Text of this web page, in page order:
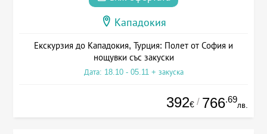
Кападокия
Екскурзия до Кападокия, Турция: Полет от София и
нощувки със закуски
Дата: 18.10 - 05.11 + закуска
392€ / 766.69
лв.